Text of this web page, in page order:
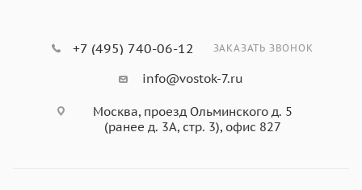
+7 (495) 740-06-12 ЗАКАЗАТЬ ЗВОНОК
info@vostok-7.ru
Москва, проезд Ольминского д. 5
(ранее д. 3А, стр. 3), офис 827